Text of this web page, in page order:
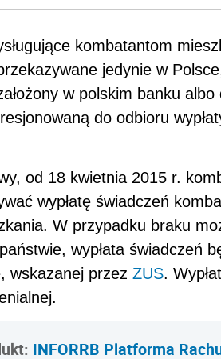
kombatantom
jedynie w
w polskim banku
do odbioru
od 18 kwietnia 2015 r.
wypłatę świadczeń
W przypadku braku
wypłata świadczeń
wskazanej przez ZUS.
INFORRB Platforma